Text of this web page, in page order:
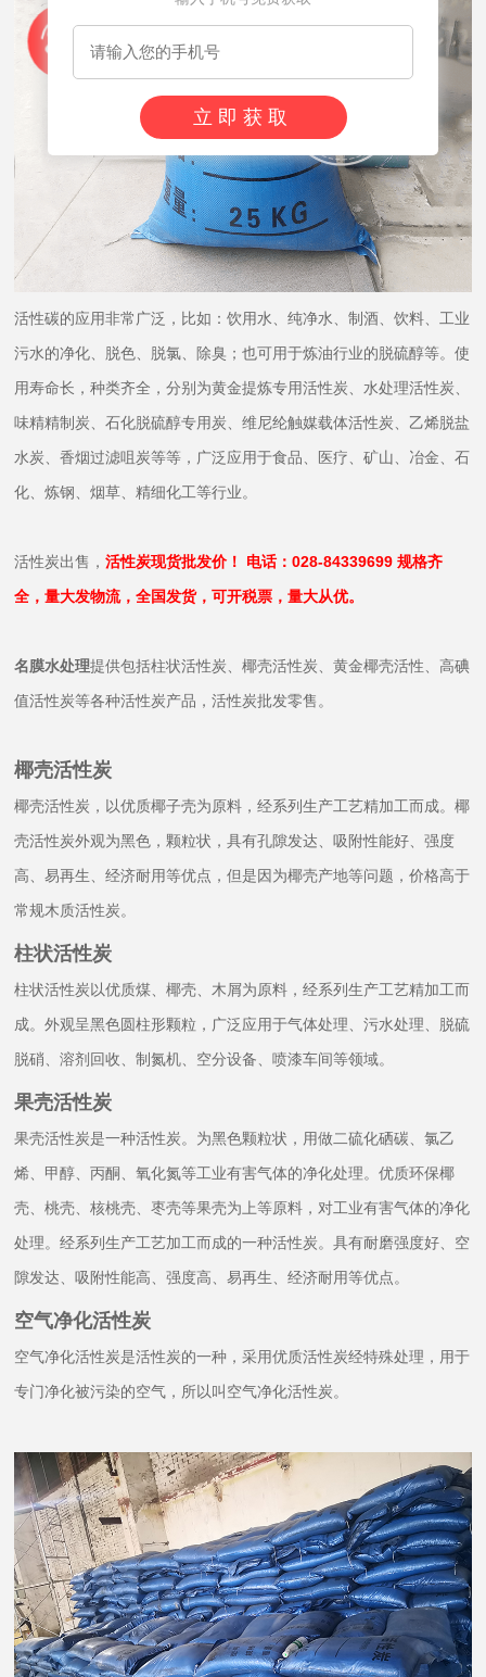
活性碳的应用非常广泛，比如：饮用水、纯净水、制酒、饮料、工业
污水的净化、脱色、脱氯、除臭；也可用于炼油行业的脱硫醇等。使
用寿命长，种类齐全，分别为黄金提炼专用活性炭、水处理活性炭、
味精精制炭、石化脱硫醇专用炭、维尼纶触媒载体活性炭、乙烯脱盐
水炭、香烟过滤咀炭等等，广泛应用于食品、医疗、矿山、冶金、石
化、炼钢、烟草、精细化工等行业。
活性炭出售，活性炭现货批发价！ 电话：028-84339699 规格齐
全，量大发物流，全国发货，可开税票，量大从优。
名膜水处理提供包括柱状活性炭、椰壳活性炭、黄金椰壳活性、高碘
值活性炭等各种活性炭产品，活性炭批发零售。
椰壳活性炭
椰壳活性炭，以优质椰子壳为原料，经系列生产工艺精加工而成。椰
壳活性炭外观为黑色，颗粒状，具有孔隙发达、吸附性能好、强度
高、易再生、经济耐用等优点，但是因为椰壳产地等问题，价格高于
常规木质活性炭。
柱状活性炭
柱状活性炭以优质煤、椰壳、木屑为原料，经系列生产工艺精加工而
成。外观呈黑色圆柱形颗粒，广泛应用于气体处理、污水处理、脱硫
脱硝、溶剂回收、制氮机、空分设备、喷漆车间等领域。
果壳活性炭
果壳活性炭是一种活性炭。为黑色颗粒状，用做二硫化硒碳、氯乙
烯、甲醇、丙酮、氧化氮等工业有害气体的净化处理。优质环保椰
壳、桃壳、核桃壳、枣壳等果壳为上等原料，对工业有害气体的净化
处理。经系列生产工艺加工而成的一种活性炭。具有耐磨强度好、空
隙发达、吸附性能高、强度高、易再生、经济耐用等优点。
空气净化活性炭
空气净化活性炭是活性炭的一种，采用优质活性炭经特殊处理，用于
专门净化被污染的空气，所以叫空气净化活性炭。
立即获取